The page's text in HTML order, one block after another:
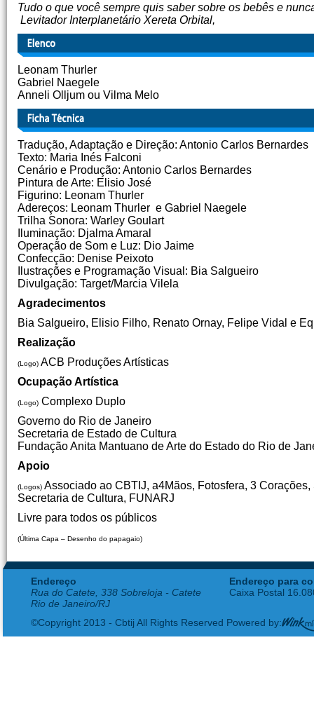
Tudo o que você sempre quis saber sobre os bebês e
Levitador Interplanetário Xereta Orbital,
Leonam Thurler
Gabriel Naegele
Anneli Olljum ou Vilma Melo
Tradução, Adaptação e Direção: Antonio Carlos Bernardes
Texto: Maria Inés Falconi
Cenário e Produção: Antonio Carlos Bernardes
Pintura de Arte: Elisio José
Figurino: Leonam Thurler
Adereços: Leonam Thurler e Gabriel Naegele
Trilha Sonora: Warley Goulart
Iluminação: Djalma Amaral
Operação de Som e Luz: Dio Jaime
Confecção: Denise Peixoto
Ilustrações e Programação Visual: Bia Salgueiro
Divulgação: Target/Marcia Vilela
Agradecimentos
Bia Salgueiro, Elisio Filho, Renato Ornay, Felipe Vidal e
Realização
(Logo) ACB Produções Artísticas
Ocupação Artística
(Logo) Complexo Duplo
Governo do Rio de Janeiro
Secretaria de Estado de Cultura
Fundação Anita Mantuano de Arte do Estado do Rio de
Apoio
(Logos) Associado ao CBTIJ, a4Mãos, Fotosfera, 3
Secretaria de Cultura, FUNARJ
Livre para todos os públicos
(Última Capa – Desenho do papagaio)
Endereço
Rua do Catete, 338 Sobreloja - Catete
Rio de Janeiro/RJ
Endereço para
Caixa Postal
©Copyright 2013 - Cbtij All Rights Reserved Powered by: